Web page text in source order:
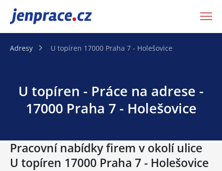
JenPráce.cz
Adresy U topíren 17000 Praha 7 - Holešovice
U topíren - Práce na adrese -
17000 Praha 7 - Holešovice
Pracovní nabídky firem v okolí ulice
U topíren 17000 Praha 7 - Holešovice